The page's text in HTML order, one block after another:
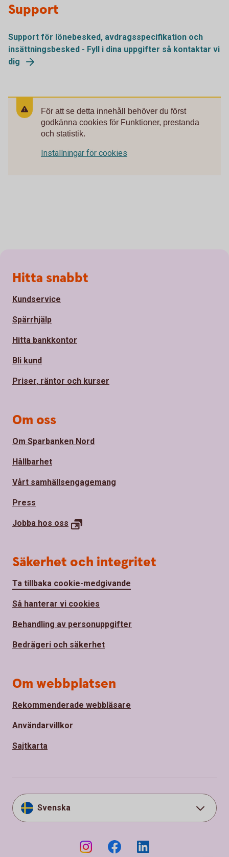
Support
Support för lönebesked, avdragsspecifikation och
insättningsbesked - Fyll i dina uppgifter så kontaktar vi
dig
För att se detta innehåll behöver du först
godkänna cookies för Funktioner, prestanda
och statistik.
Inställningar för cookies
Sidfot
Hitta snabbt
Kundservice
Spärrhjälp
Hitta bankkontor
Bli kund
Priser, räntor och kurser
Om oss
Om Sparbanken Nord
Hållbarhet
Vårt samhällsengagemang
Press
Jobba hos oss
Säkerhet och integritet
Ta tillbaka cookie-medgivande
Så hanterar vi cookies
Behandling av personuppgifter
Bedrägeri och säkerhet
Om webbplatsen
Rekommenderade webbläsare
Användarvillkor
Sajtkarta
Svenska